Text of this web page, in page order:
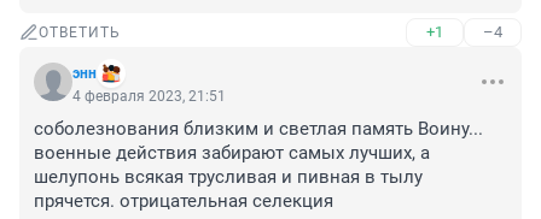
ОТВЕТИТЬ +1 –4
энн
4 февраля 2023, 21:51
соболезнования близким и светлая память Воину...
военные действия забирают самых лучших, а
шелупонь всякая трусливая и пивная в тылу
прячется. отрицательная селекция